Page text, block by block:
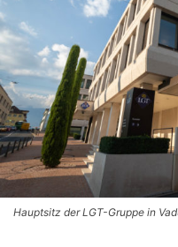
Hauptsitz der LGT-Gruppe in